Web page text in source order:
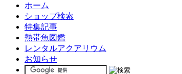
ホーム
ショップ検索
特集記事
熱帯魚図鑑
レンタルアクアリウム
お知らせ